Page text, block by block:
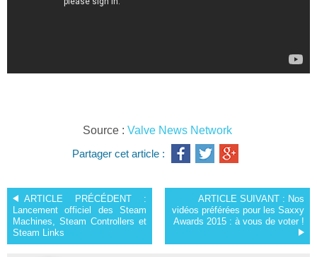
Source : Valve News Network
Partager cet article :
ARTICLE PRÉCÉDENT :
Lancement officiel des Steam
Machines, Steam Controllers et
Steam Links
ARTICLE SUIVANT : Nos
vidéos préférées pour les Saxxy
Awards 2015 : à vous de voter !